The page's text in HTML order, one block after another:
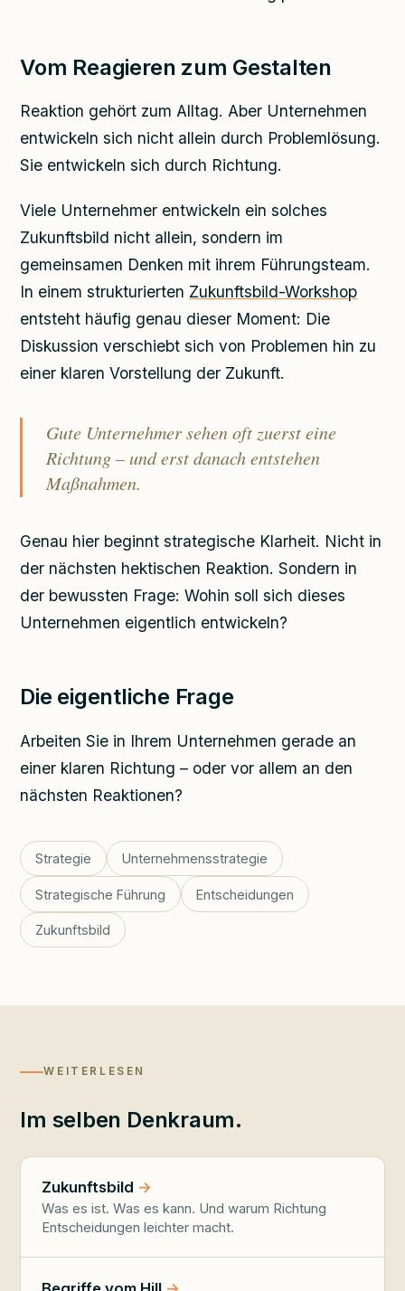
Vom Reagieren zum Gestalten
Reaktion gehört zum Alltag. Aber Unternehmen
entwickeln sich nicht allein durch Problemlösung.
Sie entwickeln sich durch Richtung.
Viele Unternehmer entwickeln ein solches
Zukunftsbild nicht allein, sondern im
gemeinsamen Denken mit ihrem Führungsteam.
In einem strukturierten Zukunftsbild-Workshop
entsteht häufig genau dieser Moment: Die
Diskussion verschiebt sich von Problemen hin zu
einer klaren Vorstellung der Zukunft.
Gute Unternehmer sehen oft zuerst eine
Richtung – und erst danach entstehen
Maßnahmen.
Genau hier beginnt strategische Klarheit. Nicht in
der nächsten hektischen Reaktion. Sondern in
der bewussten Frage: Wohin soll sich dieses
Unternehmen eigentlich entwickeln?
Die eigentliche Frage
Arbeiten Sie in Ihrem Unternehmen gerade an
einer klaren Richtung – oder vor allem an den
nächsten Reaktionen?
Strategie Unternehmensstrategie
Strategische Führung Entscheidungen
Zukunftsbild
WEITERLESEN
Im selben Denkraum.
Zukunftsbild
Was es ist. Was es kann. Und warum Richtung
Entscheidungen leichter macht.